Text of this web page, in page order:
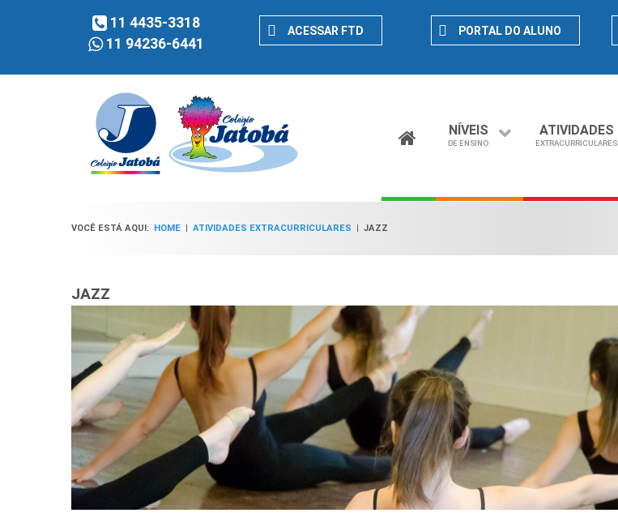
11 4435-3318
11 94236-6441
ACESSAR FTD PORTAL DO ALUNO
NÍVEIS
DE ENSINO
ATIVIDADES
EXTRACURRICULARES
VOCÊ ESTÁ AQUI: HOME | ATIVIDADES EXTRACURRICULARES | JAZZ
JAZZ